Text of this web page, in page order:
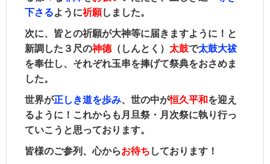
下さるように祈願しました。
次に、皆との祈願が大神等に届きますように！と
新調した３尺の神德 （しんとく） 太鼓で太鼓大祓
を奉仕し、それぞれ玉串を捧げて祭典をおさめま
した。
世界が正しき道を歩み、世の中が恒久平和を迎え
るように！これからも月旦祭・月次祭に執り行っ
ていこうと思っております。
皆様のご参列、心からお待ち しております！